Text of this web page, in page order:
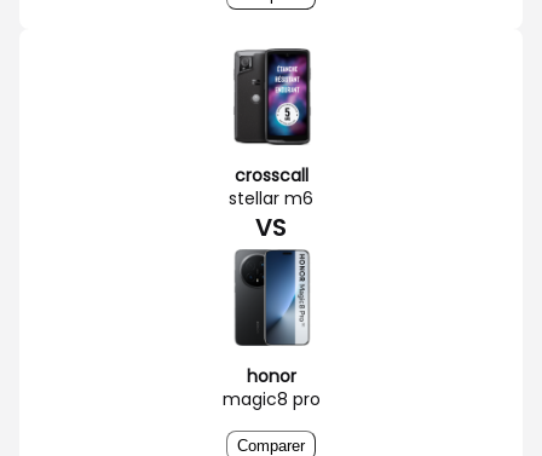
crosscall
stellar m6
VS
honor
magic8 pro
Comparer